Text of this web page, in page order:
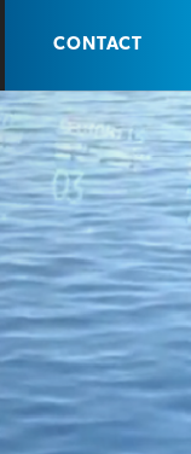
CONTACT